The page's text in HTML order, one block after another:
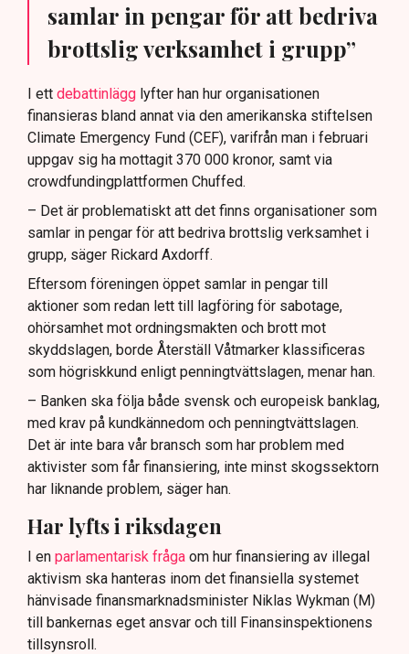
samlar in pengar för att bedriva
brottslig verksamhet i grupp”
I ett debattinlägg lyfter han hur organisationen
finansieras bland annat via den amerikanska stiftelsen
Climate Emergency Fund (CEF), varifrån man i februari
uppgav sig ha mottagit 370 000 kronor, samt via
crowdfundingplattformen Chuffed.
– Det är problematiskt att det finns organisationer som
samlar in pengar för att bedriva brottslig verksamhet i
grupp, säger Rickard Axdorff.
Eftersom föreningen öppet samlar in pengar till
aktioner som redan lett till lagföring för sabotage,
ohörsamhet mot ordningsmakten och brott mot
skyddslagen, borde Återställ Våtmarker klassificeras
som högriskkund enligt penningtvättslagen, menar han.
– Banken ska följa både svensk och europeisk banklag,
med krav på kundkännedom och penningtvättslagen.
Det är inte bara vår bransch som har problem med
aktivister som får finansiering, inte minst skogssektorn
har liknande problem, säger han.
Har lyfts i riksdagen
I en parlamentarisk fråga om hur finansiering av illegal
aktivism ska hanteras inom det finansiella systemet
hänvisade finansmarknadsminister Niklas Wykman (M)
till bankernas eget ansvar och till Finansinspektionens
tillsynsroll.